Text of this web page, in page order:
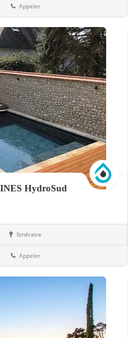
Appeler
HydroSud
Itinéraire
Appeler